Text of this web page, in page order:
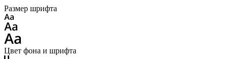
Размер шрифта
Цвет фона и шрифта